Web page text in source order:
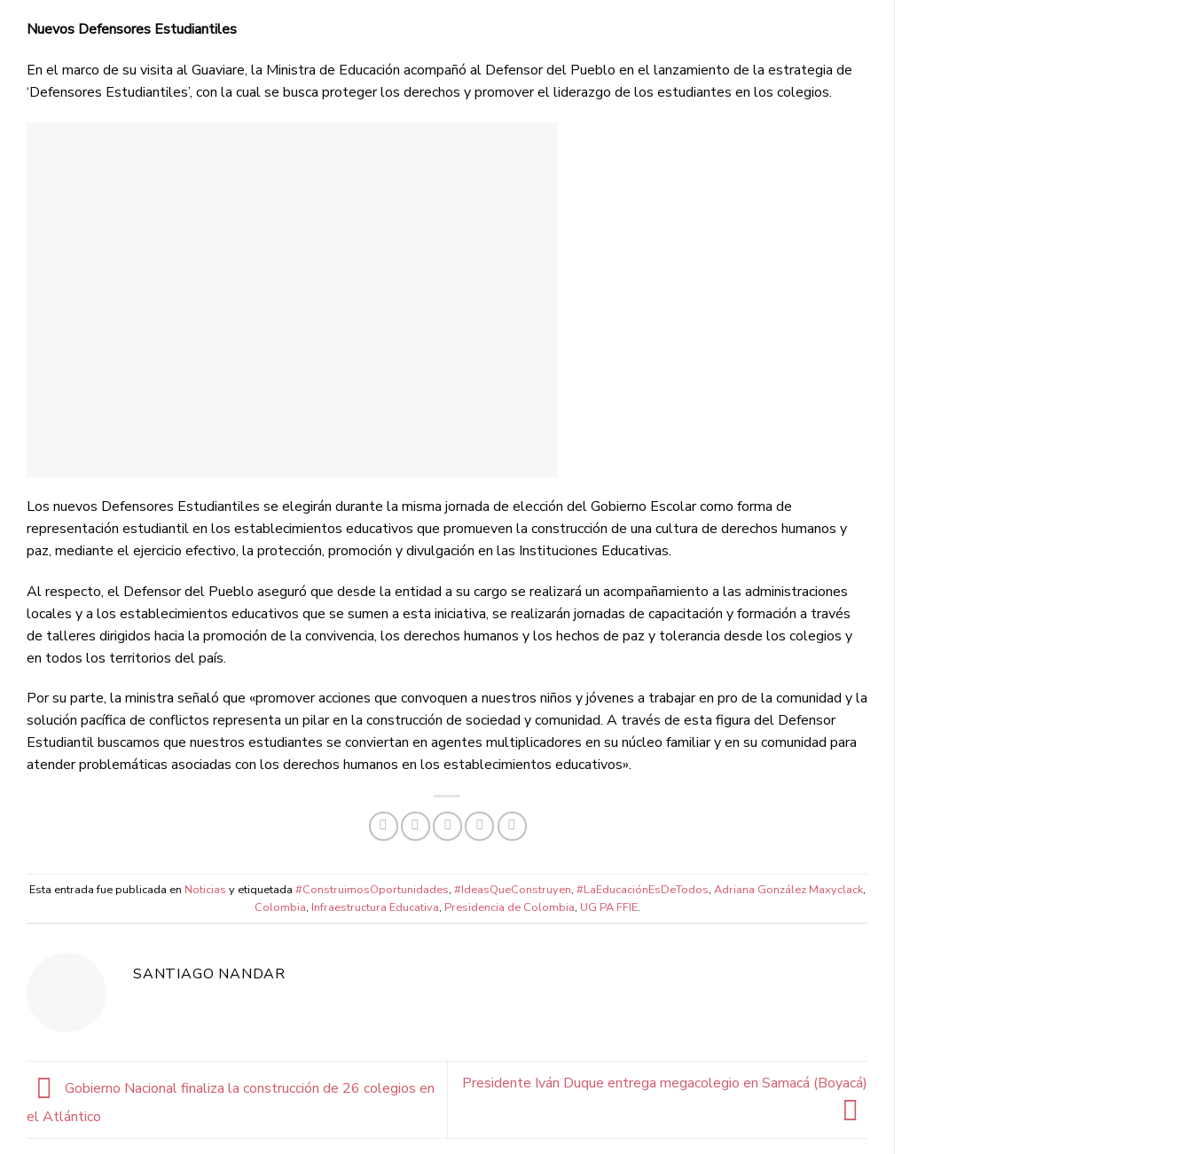
Nuevos Defensores Estudiantiles
En el marco de su visita al Guaviare, la Ministra de Educación acompañó al Defensor del Pueblo en el lanzamiento de la estrategia de
‘Defensores Estudiantiles’, con la cual se busca proteger los derechos y promover el liderazgo de los estudiantes en los colegios.
Los nuevos Defensores Estudiantiles se elegirán durante la misma jornada de elección del Gobierno Escolar como forma de
representación estudiantil en los establecimientos educativos que promueven la construcción de una cultura de derechos humanos y
paz, mediante el ejercicio efectivo, la protección, promoción y divulgación en las Instituciones Educativas.
Al respecto, el Defensor del Pueblo aseguró que desde la entidad a su cargo se realizará un acompañamiento a las administraciones
locales y a los establecimientos educativos que se sumen a esta iniciativa, se realizarán jornadas de capacitación y formación a través
de talleres dirigidos hacia la promoción de la convivencia, los derechos humanos y los hechos de paz y tolerancia desde los colegios y
en todos los territorios del país.
Por su parte, la ministra señaló que «promover acciones que convoquen a nuestros niños y jóvenes a trabajar en pro de la comunidad y la
solución pacífica de conflictos representa un pilar en la construcción de sociedad y comunidad. A través de esta figura del Defensor
Estudiantil buscamos que nuestros estudiantes se conviertan en agentes multiplicadores en su núcleo familiar y en su comunidad para
atender problemáticas asociadas con los derechos humanos en los establecimientos educativos».
Esta entrada fue publicada en Noticias y etiquetada #ConstruimosOportunidades, #IdeasQueConstruyen, #LaEducaciónEsDeTodos, Adriana González Maxyclack,
Colombia, Infraestructura Educativa, Presidencia de Colombia, UG PA FFIE.
SANTIAGO NANDAR
Gobierno Nacional finaliza la construcción de 26 colegios en
el Atlántico
Presidente Iván Duque entrega megacolegio en Samacá (Boyacá)